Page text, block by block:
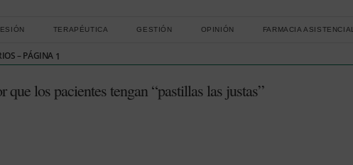
TERAPÉUTICA GESTIÓN OPINIÓN FARMACIA ASISTENCIAL
– PÁGINA 1
los pacientes tengan “pastillas las justas”